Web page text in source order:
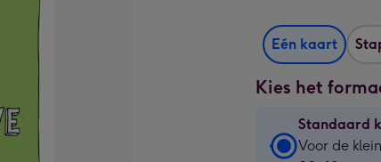
Eén kaart
Kies het
Standaard
Standaard
Voor de